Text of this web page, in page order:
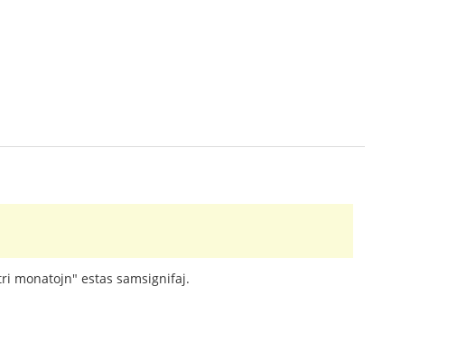
monatojn" estas samsignifaj.